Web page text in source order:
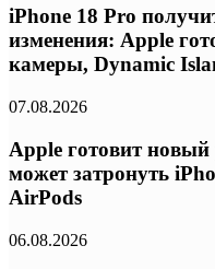
iPhone 18 Pro
изменения: Apple
камеры, Dynamic
07.08.2026
Apple готовит
может затронуть
AirPods
06.08.2026